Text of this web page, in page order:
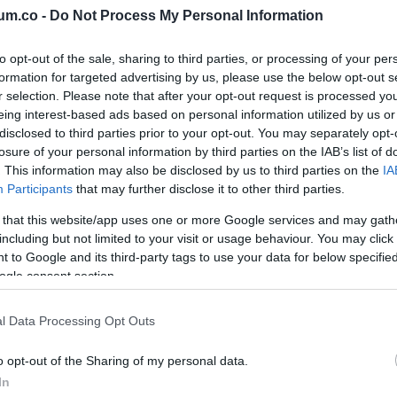
- Do Not Process My Personal Information
opt-out of the sale, sharing to third parties, or processing of your
for targeted advertising by us, please use the below opt-out
selection. Please note that after your opt-out request is processed
interest-based ads based on personal information utilized by us
to third parties prior to your opt-out. You may separately
of your personal information by third parties on the IAB’s list of
This information may also be disclosed by us to third parties on the
Participants that may further disclose it to other third parties.
that this website/app uses one or more Google services and may
but not limited to your visit or usage behaviour. You may
to Google and its third-party tags to use your data for below
consent section.
Data Processing Opt Outs
opt-out of the Sharing of my personal data.
a szükséges támogatást a
a 13. havi nyugdíj sorsára vonatkozik, amelyet védeni
arra, hogy a kormány elvegye az időseknek járó
célja a családok anyagi biztonságának elősegítése,
migrációval kívánják orvosolni, a kormány a családokat
a kormány 2025 nyarán és 2026. január elsejétől
mértéke havi százezer forintról kétszázezer forintra
a családoknál.